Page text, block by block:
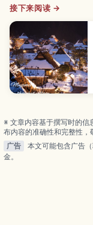
接下来阅读 →
※ 文章内容基于撰写时的信
布内容的准确性和完整性，
广告
本文可能包含广告
金。